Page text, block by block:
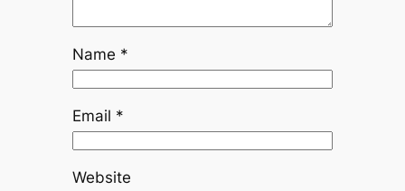
Name *
Email *
Website